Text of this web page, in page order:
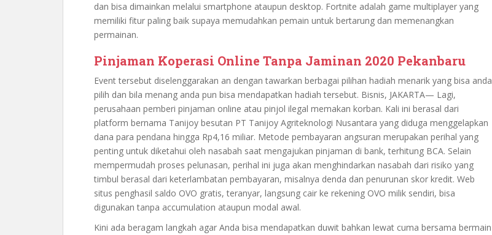
dan bisa dimainkan melalui smartphone ataupun desktop. Fortnite adalah game multiplayer yang
memiliki fitur paling baik supaya memudahkan pemain untuk bertarung dan memenangkan
permainan.
Pinjaman Koperasi Online Tanpa Jaminan 2020 Pekanbaru
Event tersebut diselenggarakan an dengan tawarkan berbagai pilihan hadiah menarik yang bisa anda
pilih dan bila menang anda pun bisa mendapatkan hadiah tersebut. Bisnis, JAKARTA— Lagi,
perusahaan pemberi pinjaman online atau pinjol ilegal memakan korban. Kali ini berasal dari
platform bernama Tanijoy besutan PT Tanijoy Agriteknologi Nusantara yang diduga menggelapkan
dana para pendana hingga Rp4,16 miliar. Metode pembayaran angsuran merupakan perihal yang
penting untuk diketahui oleh nasabah saat mengajukan pinjaman di bank, terhitung BCA. Selain
mempermudah proses pelunasan, perihal ini juga akan menghindarkan nasabah dari risiko yang
timbul berasal dari keterlambatan pembayaran, misalnya denda dan penurunan skor kredit. Web
situs penghasil saldo OVO gratis, teranyar, langsung cair ke rekening OVO milik sendiri, bisa
digunakan tanpa accumulation ataupun modal awal.
Kini ada beragam langkah agar Anda bisa mendapatkan duwit bahkan lewat cuma bersama bermain